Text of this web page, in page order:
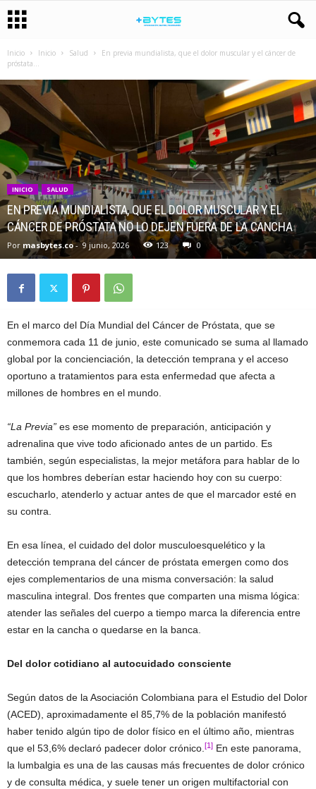
Inicio Inicio Salud
En previa mundialista, que el dolor muscular y el cáncer de
próstata...
INICIO SALUD
EN PREVIA MUNDIALISTA, QUE EL DOLOR MUSCULAR Y EL
CÁNCER DE PRÓSTATA NO LO DEJEN FUERA DE LA CANCHA
Por masbytes.co- 9 junio, 2026 123 0
En el marco del Día Mundial del Cáncer de Próstata, que se
conmemora cada 11 de junio, este comunicado se suma al llamado
global por la concienciación, la detección temprana y el acceso
oportuno a tratamientos para esta enfermedad que afecta a
millones de hombres en el mundo.
“La Previa” es ese momento de preparación, anticipación y
adrenalina que vive todo aficionado antes de un partido. Es
también, según especialistas, la mejor metáfora para hablar de lo
que los hombres deberían estar haciendo hoy con su cuerpo:
escucharlo, atenderlo y actuar antes de que el marcador esté en
su contra.
En esa línea, el cuidado del dolor musculoesquelético y la
detección temprana del cáncer de próstata emergen como dos
ejes complementarios de una misma conversación: la salud
masculina integral. Dos frentes que comparten una misma lógica:
atender las señales del cuerpo a tiempo marca la diferencia entre
estar en la cancha o quedarse en la banca.
Del dolor cotidiano al autocuidado consciente
Según datos de la Asociación Colombiana para el Estudio del Dolor
(ACED), aproximadamente el 85,7% de la población manifestó
haber tenido algún tipo de dolor físico en el último año, mientras
que el 53,6% declaró padecer dolor crónico.[1] En este panorama,
la lumbalgia es una de las causas más frecuentes de dolor crónico
y de consulta médica, y suele tener un origen multifactorial con